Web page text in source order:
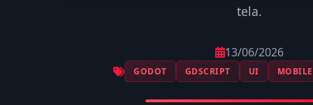
tela.
13/06/2026
GODOT GDSCRIPT UI MOBILE